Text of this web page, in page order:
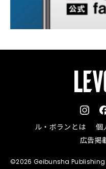
ル・ボランとは 個
広告掲
©2026 Geibunsha